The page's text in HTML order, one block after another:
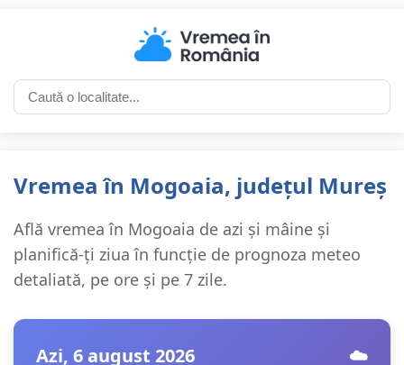
Vremea în Mogoaia, județul Mureș
Află vremea în Mogoaia de azi și mâine și
planifică-ți ziua în funcție de prognoza meteo
detaliată, pe ore și pe 7 zile.
Azi, 6 august 2026 ☁️